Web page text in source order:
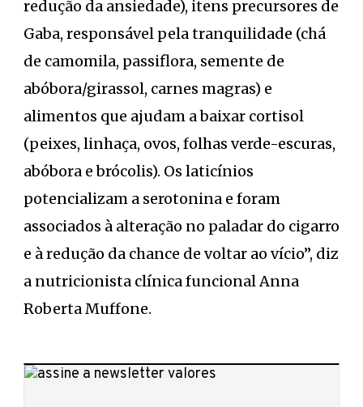
redução da ansiedade), itens precursores de
Gaba, responsável pela tranquilidade (chá
de camomila, passiflora, semente de
abóbora/girassol, carnes magras) e
alimentos que ajudam a baixar cortisol
(peixes, linhaça, ovos, folhas verde-escuras,
abóbora e brócolis). Os laticínios
potencializam a serotonina e foram
associados à alteração no paladar do cigarro
e à redução da chance de voltar ao vício”, diz
a nutricionista clínica funcional Anna
Roberta Muffone.